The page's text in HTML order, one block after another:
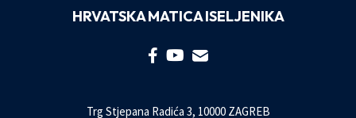
HRVATSKA MATICA ISELJENIKA
Trg Stjepana Radića 3, 10000 ZAGREB